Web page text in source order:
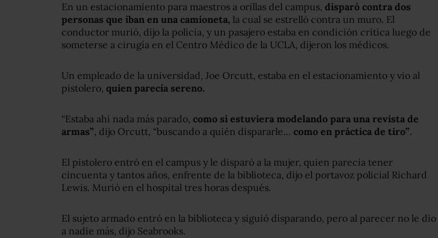
En un estacionamiento para maestros a orillas del campus, disparó contra dos
personas que iban en una camioneta, la cual se estrelló contra un muro. El
conductor murió, dijo la policía, y un pasajero estaba en condición crítica luego de
someterse a cirugía en el Centro Médico de la UCLA, dijeron los médicos.
Un empleado de la universidad, Joe Orcutt, estaba en el estacionamiento y vio al
pistolero, quien parecía sereno.
“Estaba ahí nada más parado, como si estuviera modelando para una revista de
armas”, dijo Orcutt, “buscando a quién dispararle… como en práctica de tiro”.
El pistolero entró en el campus y le disparó a la mujer, quien parecía tener
cincuenta y tantos años, enfrente de la biblioteca, dijo el portavoz policial Richard
Lewis. Murió en el hospital tres horas después.
El sujeto armado entró en la biblioteca y siguió disparando, pero al parecer no le dio
a nadie más, dijo Seabrooks.